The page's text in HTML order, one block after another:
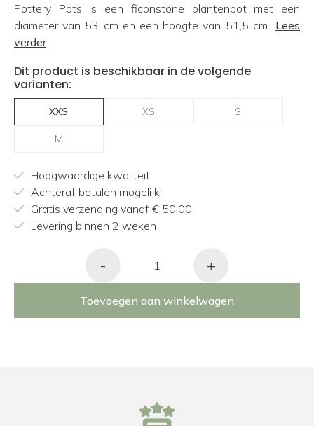
Pottery Pots is een ficonstone plantenpot met een
diameter van 53 cm en een hoogte van 51,5 cm. Lees
verder
Dit product is beschikbaar in de volgende
varianten:
XXS XS S
M
Hoogwaardige kwaliteit
Achteraf betalen mogelijk
Gratis verzending vanaf € 50,00
Levering binnen 2 weken
- +
Toevoegen aan winkelwagen